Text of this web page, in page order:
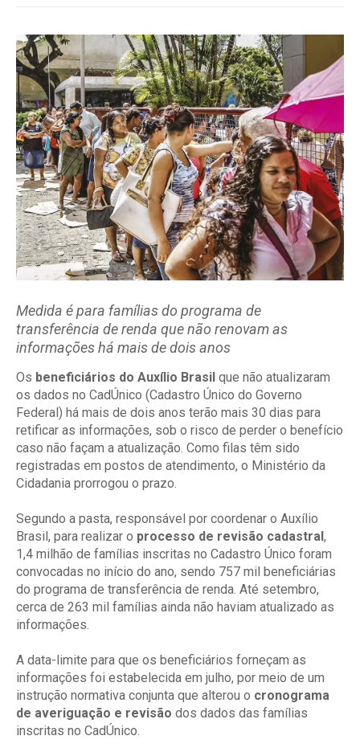
Medida é para famílias do programa de
transferência de renda que não renovam as
informações há mais de dois anos
Os beneficiários do Auxílio Brasil que não atualizaram
os dados no CadÚnico (Cadastro Único do Governo
Federal) há mais de dois anos terão mais 30 dias para
retificar as informações, sob o risco de perder o benefício
caso não façam a atualização. Como filas têm sido
registradas em postos de atendimento, o Ministério da
Cidadania prorrogou o prazo.
Segundo a pasta, responsável por coordenar o Auxílio
Brasil, para realizar o processo de revisão cadastral ,
1,4 milhão de famílias inscritas no Cadastro Único foram
convocadas no início do ano, sendo 757 mil beneficiárias
do programa de transferência de renda. Até setembro,
cerca de 263 mil famílias ainda não haviam atualizado as
informações.
A data-limite para que os beneficiários forneçam as
informações foi estabelecida em julho, por meio de um
instrução normativa conjunta que alterou o cronograma
de averiguação e revisão dos dados das famílias
inscritas no CadÚnico.